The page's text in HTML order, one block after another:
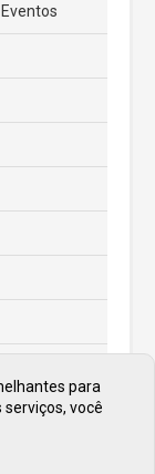
para
você